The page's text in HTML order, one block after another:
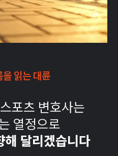
읽는 대륜
포츠 변호사는
열정으로
해 달리겠습니다